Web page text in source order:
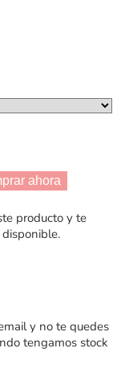
ahora
producto y te
y no te quedes
tengamos stock